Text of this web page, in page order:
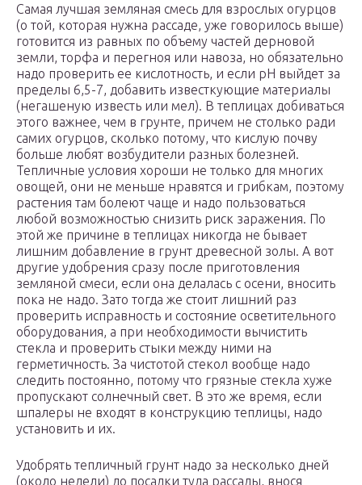
Самая лучшая земляная смесь для взрослых огурцов
(о той, которая нужна рассаде, уже говорилось выше)
готовится из равных по объему частей дерновой
земли, торфа и перегноя или навоза, но обязательно
надо проверить ее кислотность, и если рН выйдет за
пределы 6,5-7, добавить известкующие материалы
(негашеную известь или мел). В теплицах добиваться
этого важнее, чем в грунте, причем не столько ради
самих огурцов, сколько потому, что кислую почву
больше любят возбудители разных болезней.
Тепличные условия хороши не только для многих
овощей, они не меньше нравятся и грибкам, поэтому
растения там болеют чаще и надо пользоваться
любой возможностью снизить риск заражения. По
этой же причине в теплицах никогда не бывает
лишним добавление в грунт древесной золы. А вот
другие удобрения сразу после приготовления
земляной смеси, если она делалась с осени, вносить
пока не надо. Зато тогда же стоит лишний раз
проверить исправность и состояние осветительного
оборудования, а при необходимости вычистить
стекла и проверить стыки между ними на
герметичность. За чистотой стекол вообще надо
следить постоянно, потому что грязные стекла хуже
пропускают солнечный свет. В это же время, если
шпалеры не входят в конструкцию теплицы, надо
установить и их.
Удобрять тепличный грунт надо за несколько дней
(около недели) до посадки туда рассады, внося